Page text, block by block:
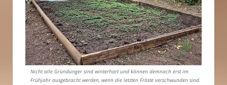
Nicht alle Gründünger sind winterhart und können demnach erst im
Frühjahr ausgebracht werden, wenn die letzten Fröste verschwunden sind. (